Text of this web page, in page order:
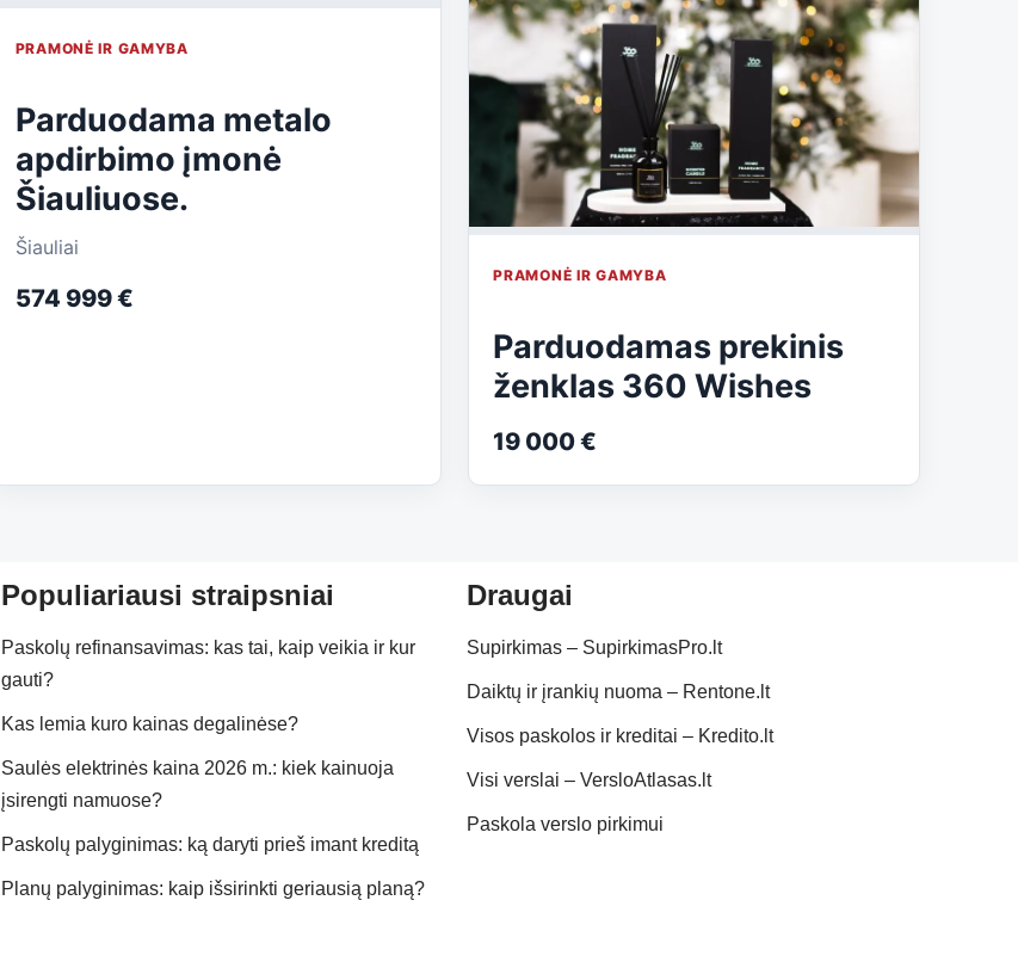
PRAMONĖ IR GAMYBA
Parduodama metalo
apdirbimo įmonė
Šiauliuose.
Šiauliai
574 999 €
PRAMONĖ IR GAMYBA
Parduodamas prekinis
ženklas 360 Wishes
19 000 €
Populiariausi straipsniai
Paskolų refinansavimas: kas tai, kaip veikia ir kur
gauti?
Kas lemia kuro kainas degalinėse?
Saulės elektrinės kaina 2026 m.: kiek kainuoja
įsirengti namuose?
Paskolų palyginimas: ką daryti prieš imant kreditą
Planų palyginimas: kaip išsirinkti geriausią planą?
Draugai
Supirkimas – SupirkimasPro.lt
Daiktų ir įrankių nuoma – Rentone.lt
Visos paskolos ir kreditai – Kredito.lt
Visi verslai – VersloAtlasas.lt
Paskola verslo pirkimui